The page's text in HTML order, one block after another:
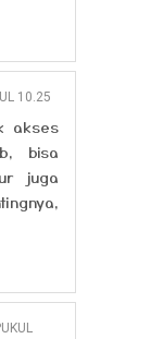
10.25
akses
bisa
juga